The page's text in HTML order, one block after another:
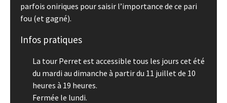
parfois oniriques pour saisir l’importance de ce pari
fou (et gagné).
Infos pratiques
La tour Perret est accessible tous les jours cet été
du mardi au dimanche à partir du 11 juillet de 10
heures à 19 heures.
Fermée le lundi.